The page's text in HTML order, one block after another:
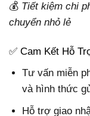
💰 Tiết kiệm chi
chuyển nhỏ lẻ
✅ Cam Kết Hỗ
Tư vấn miễn
và hình thức
Hỗ trợ giao